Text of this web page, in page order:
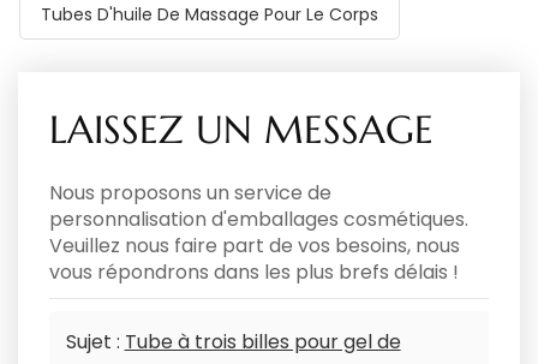
Tubes D'huile De Massage Pour Le Corps
LAISSEZ UN MESSAGE
Nous proposons un service de
personnalisation d'emballages cosmétiques.
Veuillez nous faire part de vos besoins, nous
vous répondrons dans les plus brefs délais !
Sujet : Tube à trois billes pour gel de